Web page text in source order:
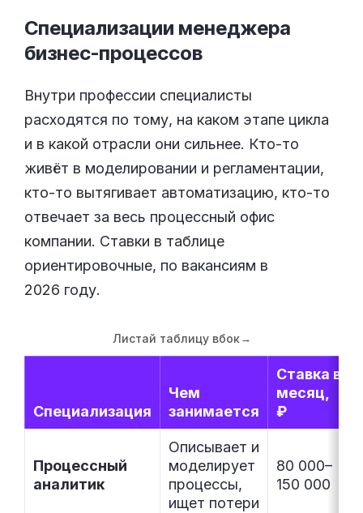
Специализации менеджера
бизнес-процессов
Внутри профессии специалисты
расходятся по тому, на каком этапе цикла
и в какой отрасли они сильнее. Кто-то
живёт в моделировании и регламентации,
кто-то вытягивает автоматизацию, кто-то
отвечает за весь процессный офис
компании. Ставки в таблице
ориентировочные, по вакансиям в
2026 году.
Листай таблицу вбок →
Специализация
Чем
занимается
Ставка в
месяц,
₽
Процессный
аналитик
Описывает и
моделирует
процессы,
ищет потери
80 000–
150 000